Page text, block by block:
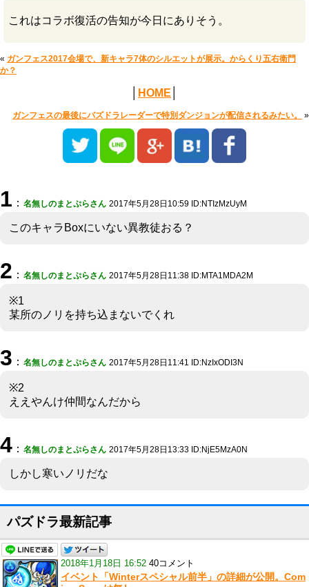
これはコラボ復活の告知が今日にありそう。
« ガンフェス2017会場で、新キャラ7体のシルエットが展示。からくり五右衛門
か？
HOME
ガンフェスの最後にパズドラレーダーで特別ダンジョンが配信されるみたい。 »
1 ： 名無しのまとぷらさん 2017年5月28日10:59 ID:NTIzMzUyM
このキャラBoxにいない異教徒おる？
2 ： 名無しのまとぷらさん 2017年5月28日11:38 ID:MTA1MDA2M
※1
某所のノリを持ち込まないでくれ
3 ： 名無しのまとぷらさん 2017年5月28日11:41 ID:NzIxODI3N
※2
ええやんけ仲間なんだから
4 ： 名無しのまとぷらさん 2017年5月28日13:33 ID:NjE5MzA0N
しかし寒いノリだな
パズドラ最新記事
2018年1月18日 16:52 40コメント
イベント「Winterスペシャル前半」の詳細が公開。Com